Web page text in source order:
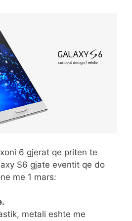
6 gjerat qe priten te
S6 gjate eventit qe do
me 1 mars:
metali eshte me